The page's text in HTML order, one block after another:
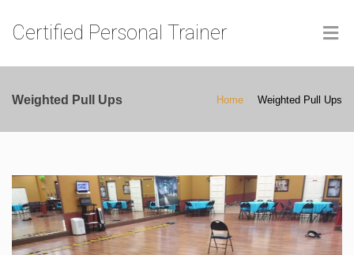
Certified Personal Trainer
Weighted Pull Ups Home Weighted Pull Ups